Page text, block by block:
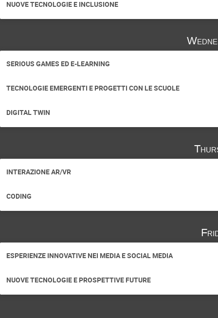
NUOVE TECNOLOGIE E INCLUSIONE
SERIOUS GAMES ED E-LEARNING
TECNOLOGIE EMERGENTI E PROGETTI CON LE SCUOLE
DIGITAL TWIN
INTERAZIONE AR/VR
CODING
ESPERIENZE INNOVATIVE NEI MEDIA E SOCIAL MEDIA
NUOVE TECNOLOGIE E PROSPETTIVE FUTURE